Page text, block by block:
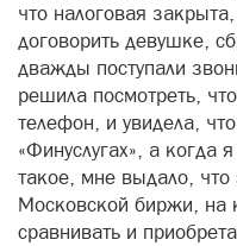
что налоговая
договорить девушке,
дважды поступали
решила посмотреть,
телефон, и увидела,
«Финуслугах», а когда
такое, мне выдало,
Московской биржи, на
сравнивать и